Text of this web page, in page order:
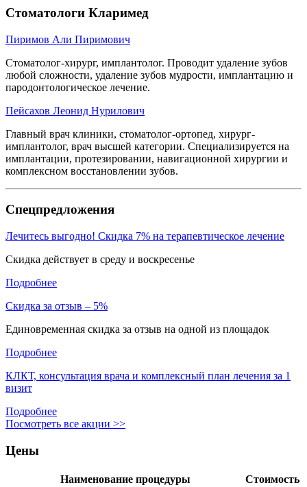
Стоматологи Кларимед
Пиримов Али Пиримович
Стоматолог-хирург, имплантолог. Проводит удаление зубов
любой сложности, удаление зубов мудрости, имплантацию и
пародонтологическое лечение.
Пейсахов Леонид Нурилович
Главный врач клиники, стоматолог-ортопед, хирург-
имплантолог, врач высшей категории. Специализируется на
имплантации, протезировании, навигационной хирургии и
комплексном восстановлении зубов.
Спецпредложения
Лечитесь выгодно! Скидка 7% на терапевтическое лечение
Скидка действует в среду и воскресенье
Подробнее
Скидка за отзыв – 5%
Единовременная скидка за отзыв на одной из площадок
Подробнее
КЛКТ, консультация врача и комплексный план лечения за 1
визит
Подробнее
Посмотреть все акции >>
Цены
Наименование процедуры
Стоимость